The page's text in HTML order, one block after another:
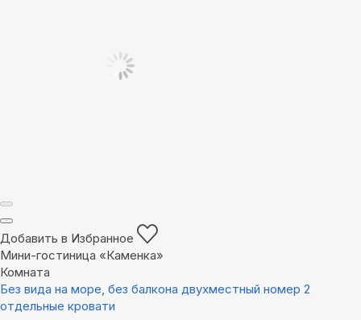
Добавить в Избранное
Мини-гостиница «Каменка»
Комната
Без вида на море, без балкона двухместный номер 2
отдельные кровати